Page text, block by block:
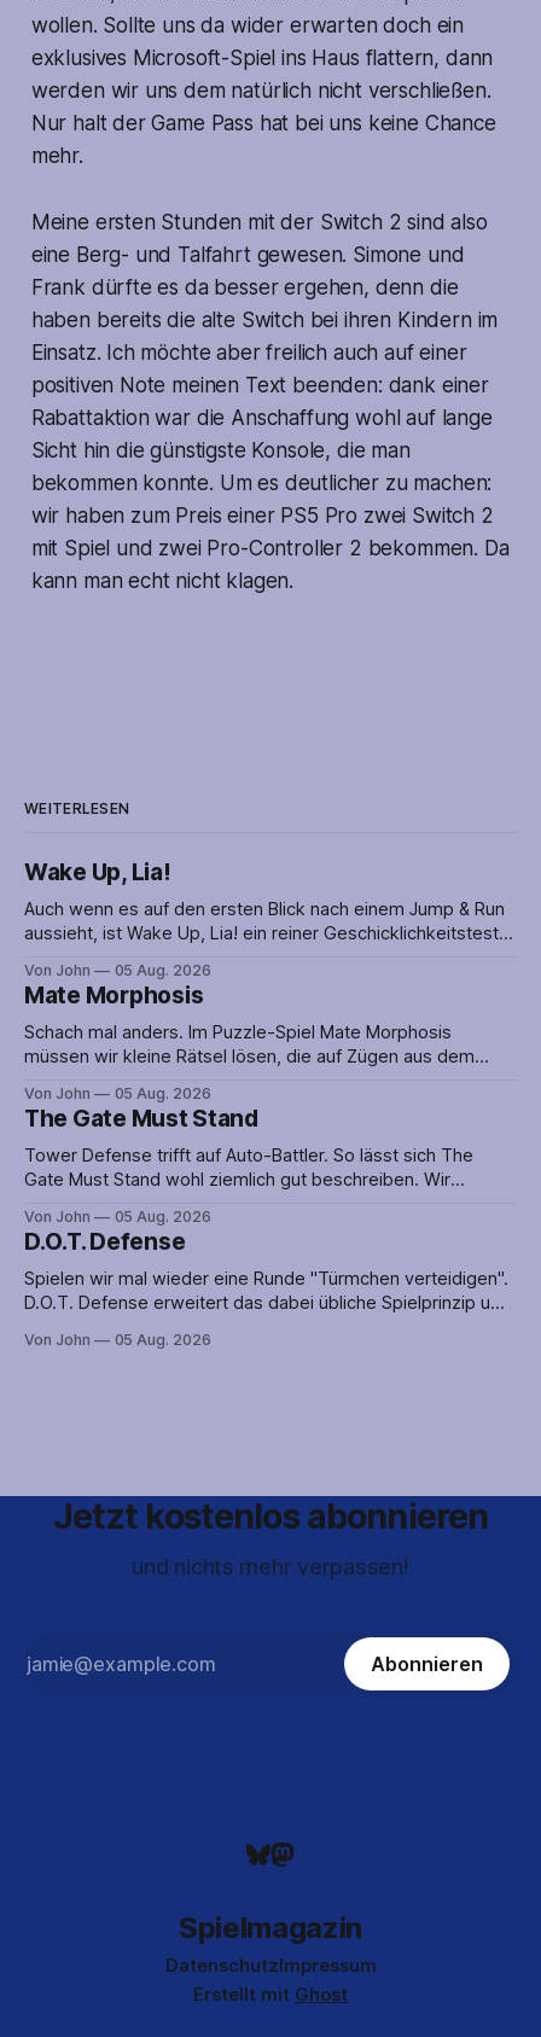
wollen. Sollte uns da wider erwarten doch ein
exklusives Microsoft-Spiel ins Haus flattern, dann
werden wir uns dem natürlich nicht verschließen.
Nur halt der Game Pass hat bei uns keine Chance
mehr.
Meine ersten Stunden mit der Switch 2 sind also
eine Berg- und Talfahrt gewesen. Simone und
Frank dürfte es da besser ergehen, denn die
haben bereits die alte Switch bei ihren Kindern im
Einsatz. Ich möchte aber freilich auch auf einer
positiven Note meinen Text beenden: dank einer
Rabattaktion war die Anschaffung wohl auf lange
Sicht hin die günstigste Konsole, die man
bekommen konnte. Um es deutlicher zu machen:
wir haben zum Preis einer PS5 Pro zwei Switch 2
mit Spiel und zwei Pro-Controller 2 bekommen. Da
kann man echt nicht klagen.
WEITERLESEN
Wake Up, Lia!
Auch wenn es auf den ersten Blick nach einem Jump & Run
aussieht, ist Wake Up, Lia! ein reiner Geschicklichkeitstest.
oder ihnen im rechten Moment ausweichen, um den
Abschnitt erfolgreich abzuschließen. Timing ist alles! Die
Puzzles werden mit einer netten Geschichte
Von John 05 Aug. 2026
Mate Morphosis
Schach mal anders. Im Puzzle-Spiel Mate Morphosis
müssen wir kleine Rätsel lösen, die auf Zügen aus dem
Rätsellösen sein, sondern auch ein wenig Ahnung von
Schach haben. Zwar lässt sich Mate Morphosis auch ohne
diese spielen, in dem
Von John 05 Aug. 2026
The Gate Must Stand
Tower Defense trifft auf Auto-Battler. So lässt sich The
Gate Must Stand wohl ziemlich gut beschreiben. Wir
greifen auch aktiv in das Geschehen ein, indem wir unsere
Metzger-Ausbildung an den Feind bringen. Nun könnte aber
genau das dafür sorgen, dass die Verteidigung
Von John 05 Aug. 2026
D.O.T. Defense
Spielen wir mal wieder eine Runde "Türmchen verteidigen".
D.O.T. Defense erweitert das dabei übliche Spielprinzip um
gibt. So ist selten klar, aus welcher Richtung der Angriff auf
Von John 05 Aug. 2026
Jetzt kostenlos abonnieren
und nichts mehr verpassen!
Abonnieren
Spielmagazin
DatenschutzImpressum
Erstellt mit Ghost